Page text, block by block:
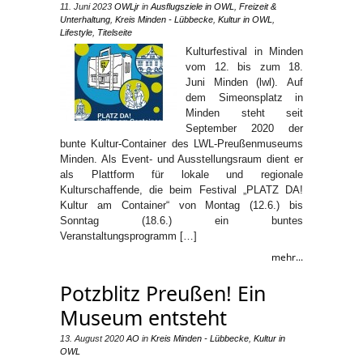
11. Juni 2023 OWLjr in Ausflugsziele in OWL
Freizeit &
Unterhaltung Kreis Minden - Lübbecke Kultur in OWL
Lifestyle Titelseite
Kulturfestival in Minden
vom 12. bis zum 18.
Juni Minden (lwl). Auf
dem Simeonsplatz in
Minden steht seit
September 2020 der
bunte Kultur-Container des LWL-Preußenmuseums
Minden. Als Event- und Ausstellungsraum dient er
als Plattform für lokale und regionale
Kulturschaffende, die beim Festival „PLATZ DA!
Kultur am Container“ von Montag (12.6.) bis
Sonntag (18.6.) ein buntes
Veranstaltungsprogramm […]
mehr...
Potzblitz Preußen! Ein
Museum entsteht
13. August 2020 AO in Kreis Minden - Lübbecke Kultur in
OWL